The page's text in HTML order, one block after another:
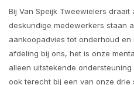
Bij Van Speijk Tweewielers draait
deskundige medewerkers staan
aankoopadvies tot onderhoud
afdeling bij ons, het is onze
alleen uitstekende
ook terecht bij een van onze